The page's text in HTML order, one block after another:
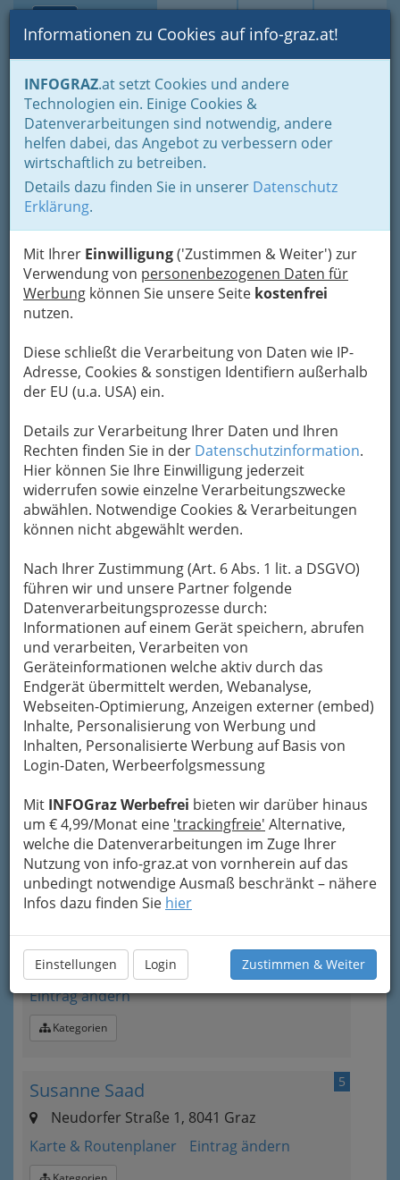
Suche Login Toggle
Informationen zu Cookies auf info-graz.at!
INFOGRAZ.at setzt Cookies und andere
Technologien ein. Einige Cookies &
Datenverarbeitungen sind notwendig, andere
helfen dabei, das Angebot zu verbessern oder
wirtschaftlich zu betreiben.
Details dazu finden Sie in unserer Datenschutz
Erklärung.
Mit Ihrer Einwilligung('Zustimmen & Weiter') zur
Verwendung von personenbezogenen Daten für
Werbung können Sie unsere Seite kostenfrei
nutzen.
Diese schließt die Verarbeitung von Daten wie IP-
Adresse, Cookies & sonstigen Identifiern außerhalb
der EU (u.a. USA) ein.
Details zur Verarbeitung Ihrer Daten und Ihren
Rechten finden Sie in der Datenschutzinformation.
Hier können Sie Ihre Einwilligung jederzeit
widerrufen sowie einzelne Verarbeitungszwecke
abwählen. Notwendige Cookies & Verarbeitungen
können nicht abgewählt werden.
Nach Ihrer Zustimmung (Art. 6 Abs. 1 lit. a DSGVO)
führen wir und unsere Partner folgende
Datenverarbeitungsprozesse durch:
Informationen auf einem Gerät speichern, abrufen
und verarbeiten, Verarbeiten von
Geräteinformationen welche aktiv durch das
Endgerät übermittelt werden, Webanalyse,
Webseiten-Optimierung, Anzeigen externer (embed)
Inhalte, Personalisierung von Werbung und
Inhalten, Personalisierte Werbung auf Basis von
Login-Daten, Werbeerfolgsmessung
Mit INFOGraz Werbefrei bieten wir darüber hinaus
um € 4,99/Monat eine 'trackingfreie' Alternative,
welche die Datenverarbeitungen im Zuge Ihrer
Nutzung von info-graz.at von vornherein auf das
unbedingt notwendige Ausmaß beschränkt – nähere
Infos dazu finden Sie hier
Einstellungen Login Zustimmen & Weiter
Home Branchen
Gewerbe, Handwerk, Banken
Gewerbe & Handwerk, Gliederung der WKO
Chemisches Gewerbe
Pharmareferenten
Pharmareferenten
Hier auf dieser Seite haben wir für Sie Pharmareferenten und
Bezirksauswahl
Alle Bezirke
1
Mag. Brigitte Amtmann
Einspinnergasse 5, 8010 Graz
Kategorien
2
EccoCell Biotechnologie GmbH
Körblergasse 42, 8010 Graz
+43 316 722 866 - 99
E-Mail
Karte & Routenplaner
Eintrag ändern
Kategorien
3
MEDIKON Plank & Putz OEG
Payer-Weyprecht-Straße 33, 8020 Graz
Karte & Routenplaner
Eintrag ändern
Kategorien
Dr. Maria Luise Pöll
Krottendorfer Straße 32, 8052 Graz-
Wetzelsdorf
+43 316 572 836
E-Mail
Karte & Routenplaner
Eintrag ändern
Kategorien
5
Susanne Saad
Neudorfer Straße 1, 8041 Graz
Karte & Routenplaner
Eintrag ändern